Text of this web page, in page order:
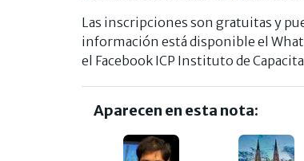
Las inscripciones son gratuitas y
información está disponible el
el Facebook ICP Instituto de
Aparecen en esta nota: